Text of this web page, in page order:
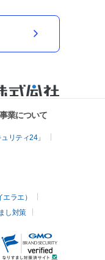
業について
リティ24」
ラエ）
し対策